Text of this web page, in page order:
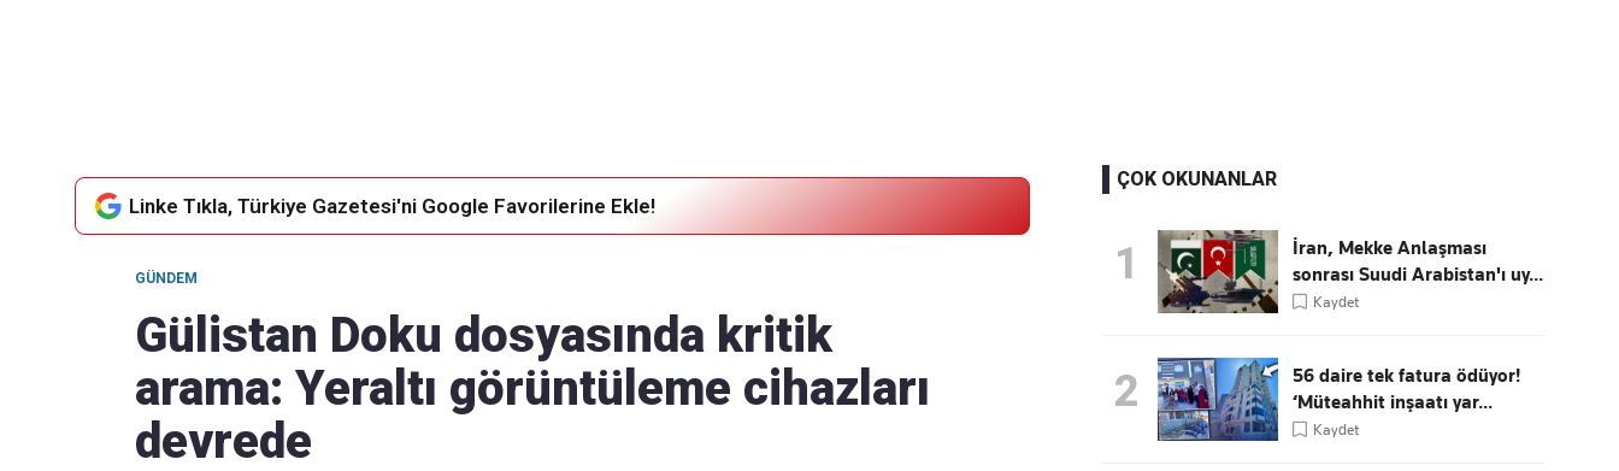
Linke Tıkla, Türkiye Gazetesi'ni Google Favorilerine Ekle!
GÜNDEM
Gülistan Doku dosyasında kritik
arama: Yeraltı görüntüleme cihazları
devrede
ÇOK OKUNANLAR
1
İran, Mekke Anlaşması
sonrası Suudi Arabistan'ı uy...
Kaydet
2
56 daire tek fatura ödüyor!
‘Müteahhit inşaatı yar...
Kaydet